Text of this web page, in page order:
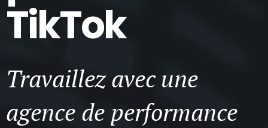
TikTok
Travaillez avec une
agence de performance